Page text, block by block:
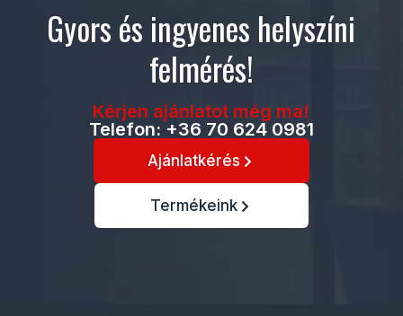
Gyors és ingyenes helyszíni
felmérés!
Kérjen ajánlatot még ma!
Telefon: +36 70 624 0981
Ajánlatkérés
Termékeink